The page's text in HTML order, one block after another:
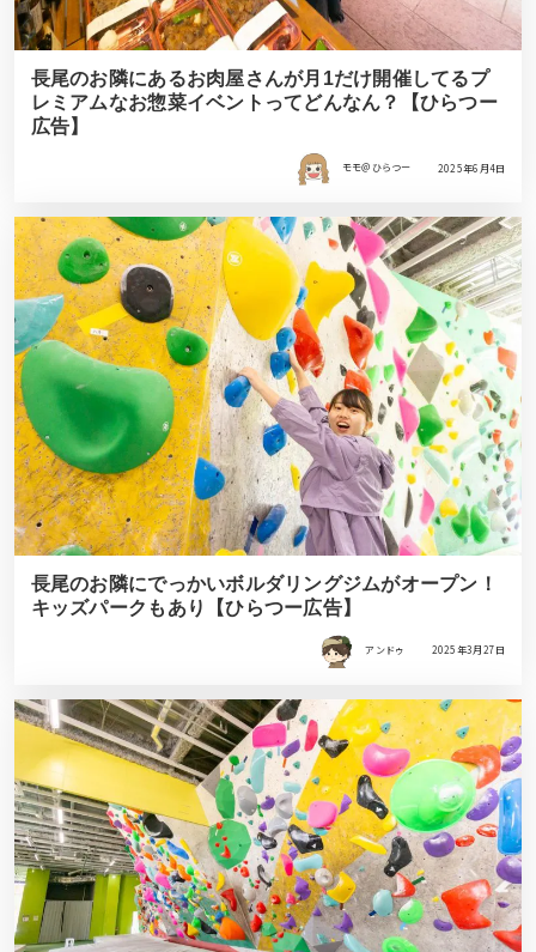
長尾のお隣にあるお肉屋さんが月1だけ開催してるプ
レミアムなお惣菜イベントってどんなん？【ひらつー
広告】
モモ＠ひらつー 2025年6月4日
長尾のお隣にでっかいボルダリングジムがオープン！
キッズパークもあり【ひらつー広告】
アンドゥ 2025年3月27日